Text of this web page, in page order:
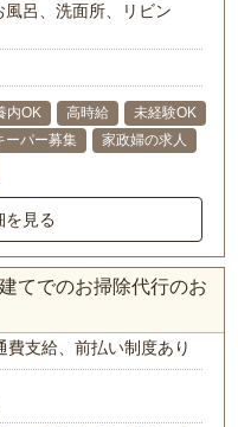
呂、洗面所、リビン
内OK 高時給
未経験OK
ーパー募集
家政婦の求人
を見る
てでのお掃除代行のお
費支給、前払い制度あり